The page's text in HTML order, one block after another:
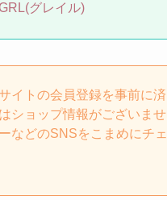
グレイル)
イトの会員登録を事前に
ショップ情報がございませ
などのSNSをこまめにチ